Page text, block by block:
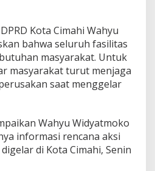
K
e
t
u
a
D
P
C
i
m
a
Kota Cimahi Wahyu
bahwa seluruh fasilitas
masyarakat. Untuk
masyarakat turut menjaga
saat menggelar
Wahyu Widyatmoko
informasi rencana aksi
di Kota Cimahi, Senin